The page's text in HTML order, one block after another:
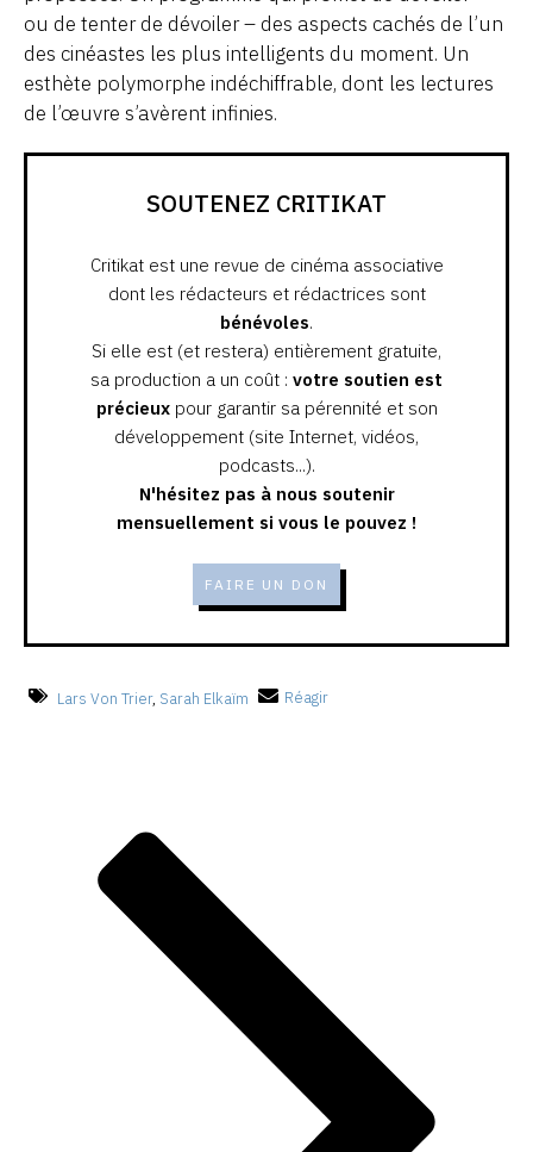
ou de tenter de dévoiler – des aspects cachés de l’un
des cinéastes les plus intelligents du moment. Un
esthète polymorphe indéchiffrable, dont les lectures
de l’œuvre s’avèrent infinies.
SOUTENEZ CRITIKAT
Critikat est une revue de cinéma associative
dont les rédacteurs et rédactrices sont
bénévoles.
Si elle est (et restera) entièrement gratuite,
sa production a un coût : votre soutien est
précieuxpour garantir sa pérennité et son
développement (site Internet, vidéos,
podcasts...).
N'hésitez pas à nous soutenir
mensuellement si vous le pouvez !
FAIRE UN DON
Lars Von Trier, Sarah Elkaïm Réagir